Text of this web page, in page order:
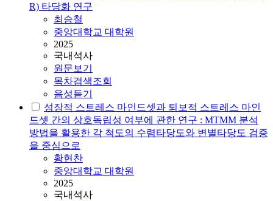
R) 타당화 연구
최승철
중앙대학교 대학원
2025
국내석사
원문보기
목차검색조회
음성듣기
성장적 스트레스 마인드셋과 퇴보적 스트레스 마인
드셋 간의 상호독립성 여부에 관한 연구 : MTMM 분석
방법을 활용한 각 척도의 수렴타당도와 변별타당도 검증
을 중심으로
황현찬
중앙대학교 대학원
2025
국내석사